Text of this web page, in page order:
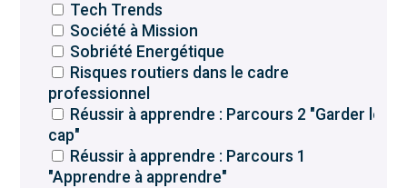
Tech Trends
Société à Mission
Sobriété Energétique
Risques routiers dans le cadre
professionnel
Réussir à apprendre : Parcours 2 "Garder le
cap"
Réussir à apprendre : Parcours 1
"Apprendre à apprendre"